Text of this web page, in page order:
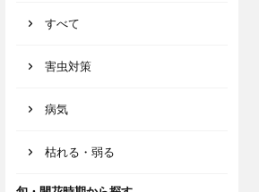
すべて
害虫対策
病気
枯れる・弱る